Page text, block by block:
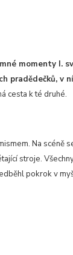
momenty I.
pradědečků,
cesta k té druhé.
Na
stroje.
pokrok v